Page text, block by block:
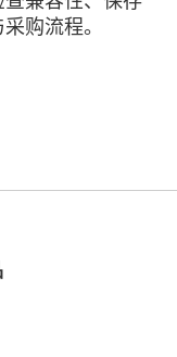
购流程。